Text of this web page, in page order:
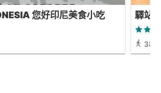
您好印尼美食小吃 驛站
38